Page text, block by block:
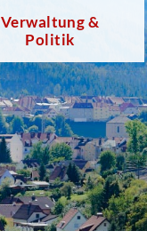
Verwaltung &
Politik